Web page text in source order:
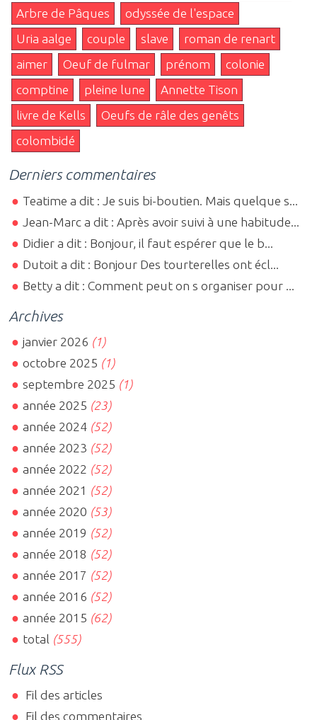
Arbre de Pâques
odyssée de l'espace
Uria aalge
couple slave
roman de renart
aimer
Oeuf de fulmar prénom
colonie
comptine
pleine lune
Annette Tison
livre de Kells
Oeufs de râle des genêts
colombidé
Derniers commentaires
Teatime a dit : Je suis bi-boutien. Mais quelque s...
Jean-Marc a dit : Après avoir suivi à une habitude...
Didier a dit : Bonjour, il faut espérer que le b...
Dutoit a dit : Bonjour Des tourterelles ont écl...
Betty a dit : Comment peut on s organiser pour ...
Archives
janvier 2026 (1)
octobre 2025 (1)
septembre 2025 (1)
année 2025 (23)
année 2024 (52)
année 2023 (52)
année 2022 (52)
année 2021 (52)
année 2020 (53)
année 2019 (52)
année 2018 (52)
année 2017 (52)
année 2016 (52)
année 2015 (62)
total (555)
Flux RSS
Fil des articles
Fil des commentaires